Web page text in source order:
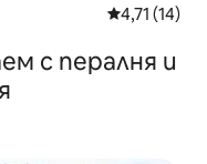
Средна
4,71 (14)
с пералня и